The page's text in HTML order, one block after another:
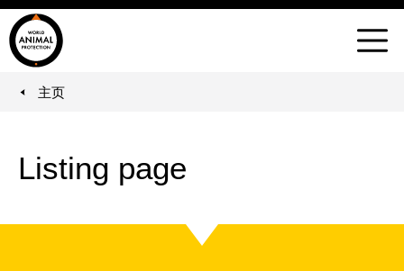
界
物
会
菜
You are here:
主页
Listing page